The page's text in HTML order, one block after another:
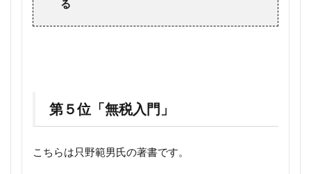
る
第５位「無税入門」
こちらは只野範男氏の著書です。